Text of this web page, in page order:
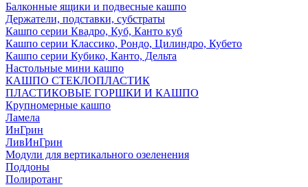
Балконные ящики и подвесные кашпо
Держатели, подставки, субстраты
Кашпо серии Квадро, Куб, Канто куб
Кашпо серии Классико, Рондо, Цилиндро, Кубето
Кашпо серии Кубико, Канто, Дельта
Настольные мини кашпо
КАШПО СТЕКЛОПЛАСТИК
ПЛАСТИКОВЫЕ ГОРШКИ И КАШПО
Крупномерные кашпо
Ламела
ИнГрин
ЛивИнГрин
Модули для вертикального озеленения
Поддоны
Полиротанг